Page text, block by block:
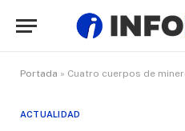
Portada » Cuatro cuerpos de mineros
ACTUALIDAD